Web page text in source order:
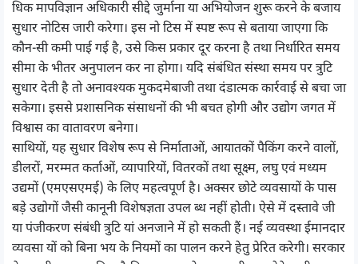
धिक मापविज्ञान अधिकारी सीद्दे जुर्माना या अभियोजन शुरू करने के बजाय
सुधार नोटिस जारी करेगा। इस नो टिस में स्पष्ट रूप से बताया जाएगा कि
कौन-सी कमी पाई गई है, उसे किस प्रकार दूर करना है तथा निर्धारित समय
सीमा के भीतर अनुपालन कर ना होगा। यदि संबंधित संस्था समय पर त्रुटि
सुधार देती है तो अनावश्यक मुकदमेबाजी तथा दंडात्मक कार्रवाई से बचा जा
सकेगा। इससे प्रशासनिक संसाधनों की भी बचत होगी और उद्योग जगत में
विश्वास का वातावरण बनेगा।
साथियों, यह सुधार विशेष रूप से निर्माताओं, आयातकों पैकिंग करने वालों,
डीलरों, मरम्मत कर्ताओं, व्यापारियों, वितरकों तथा सूक्ष्म, लघु एवं मध्यम
उद्यमों (एमएसएमई) के लिए महत्वपूर्ण है। अक्सर छोटे व्यवसायों के पास
बड़े उद्योगों जैसी कानूनी विशेषज्ञता उपल ब्ध नहीं होती। ऐसे में दस्तावे जी
या पंजीकरण संबंधी त्रुटि यां अनजाने में हो सकती हैं। नई व्यवस्था ईमानदार
व्यवसा यों को बिना भय के नियमों का पालन करने हेतु प्रेरित करेगी। सरकार